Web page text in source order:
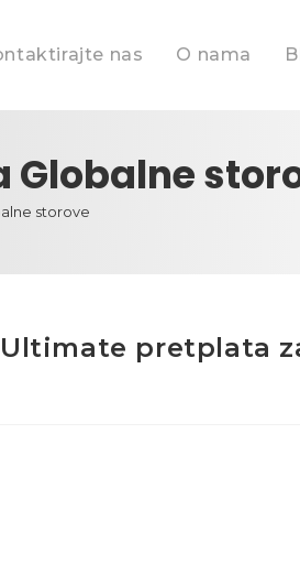
nas O nama
Globalne
storove
Ultimate pretplata